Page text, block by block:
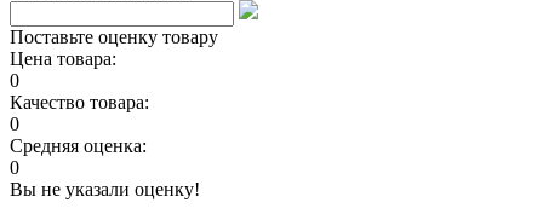
Поставьте оценку товару
Цена товара:
0
Качество товара:
0
Средняя оценка:
0
Вы не указали оценку!